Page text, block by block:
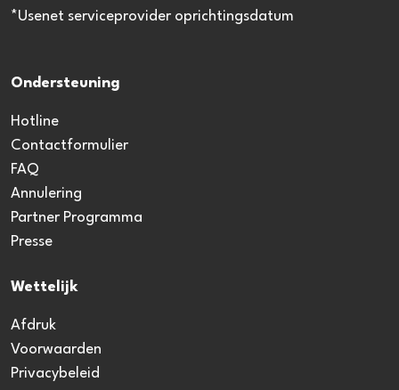
*Usenet serviceprovider oprichtingsdatum
Ondersteuning
Hotline
Contactformulier
FAQ
Annulering
Partner Programma
Presse
Wettelijk
Afdruk
Voorwaarden
Privacybeleid